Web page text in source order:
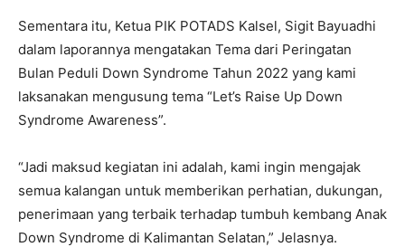
Sementara itu, Ketua PIK POTADS Kalsel, Sigit Bayuadhi
dalam laporannya mengatakan Tema dari Peringatan
Bulan Peduli Down Syndrome Tahun 2022 yang kami
laksanakan mengusung tema “Let’s Raise Up Down
Syndrome Awareness”.
“Jadi maksud kegiatan ini adalah, kami ingin mengajak
semua kalangan untuk memberikan perhatian, dukungan,
penerimaan yang terbaik terhadap tumbuh kembang Anak
Down Syndrome di Kalimantan Selatan,” Jelasnya.